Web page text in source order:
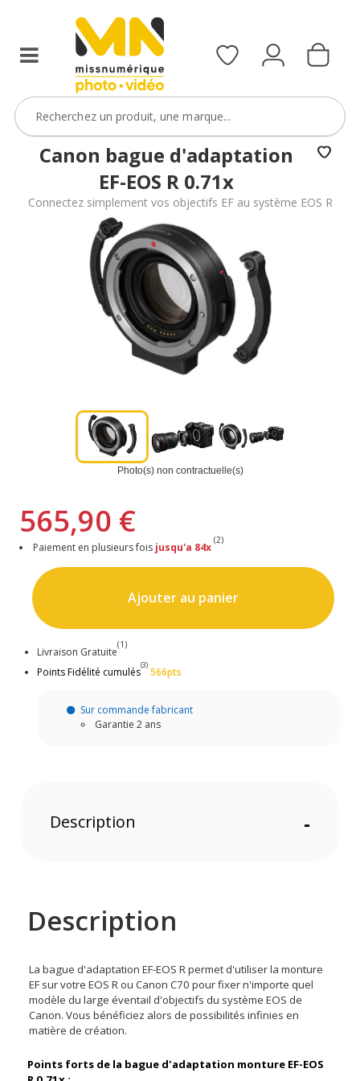
Canon bague d'adaptation
EF-EOS R 0.71x
Connectez simplement vos objectifs EF au système EOS R
Photo(s) non contractuelle(s)
565,90 €
Paiement en plusieurs fois jusqu'a 84x
(2)
Ajouter au panier
Livraison Gratuite
(1)
Points Fidélité cumulés
(3)
566pts
Sur commande fabricant
Garantie 2 ans
Description -
Description
La bague d'adaptation EF-EOS R permet d'utiliser la monture
EF sur votre EOS R ou Canon C70 pour fixer n'importe quel
modèle du large éventail d'objectifs du système EOS de
Canon. Vous bénéficiez alors de possibilités infinies en
matière de création.
Points forts de la bague d'adaptation monture EF-EOS